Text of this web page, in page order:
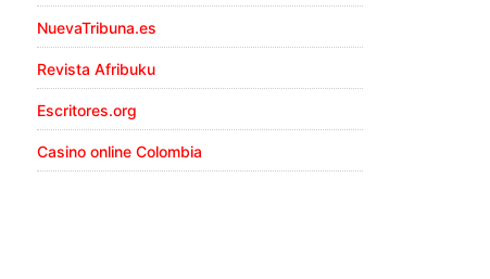
NuevaTribuna.es
Revista Afribuku
Escritores.org
Casino online Colombia